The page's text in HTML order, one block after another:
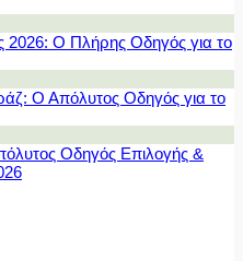
2026: Ο Πλήρης Οδηγός για το
Ο Απόλυτος Οδηγός για το
Οδηγός Επιλογής &